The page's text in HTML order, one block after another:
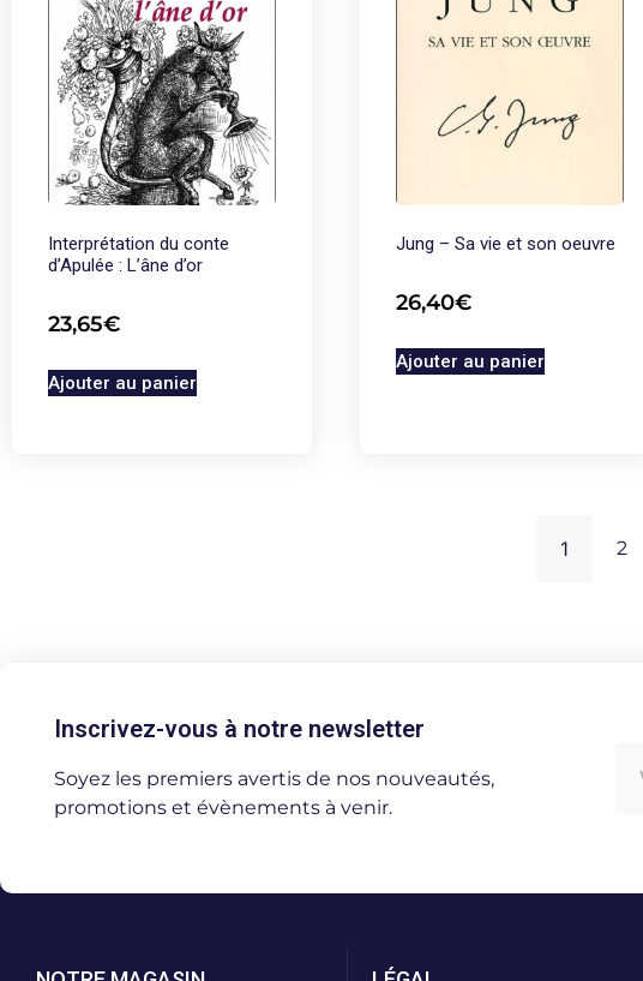
Interprétation du conte
d’Apulée : L’âne d’or
23,65€
Ajouter au panier
Jung – Sa vie et son oeuvre
26,40€
Ajouter au panier
1 2
Inscrivez-vous à notre newsletter
Soyez les premiers avertis de nos nouveautés,
promotions et évènements à venir.